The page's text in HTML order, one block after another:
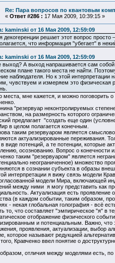
Re: Пара вопросов по квантовым
« Ответ #286 : 17 Мая 2009, 10:39:15 »
kaminski от 16 Мая 2009, 12:59:09
декогеренции решает этот вопрос
что информация "убегает" в
kaminski от 16 Мая 2009, 12:59:09
выход? А выход напрашивается сам
плане такого места не найти.
наблюдателя. Но к этой
чувствуем и измеряем это физическая
места, мне кажется, и можно поговорить
"резервуар неконтролируемых
на размерность которого
предлагает "создать еще один
в целом полагается конечным.
таким резервуаром является
актуализированные переживания.
виде потенций, а те потенции, которые
осознованию. Вопрос о конечности
таким "резервуаром" является
неограниченное) множество
в сознании субъекта в образы
интерпретации я вижу связь модели
модели Мира, включающей
между ними я могу представить как
Актуализация есть
(в каждом событии, таким образом,
- некая глобальная голография - всё
то, что составляет "эмпирическое "я"
отображение физического
и потенциальным. Важно, что
проявления, актуализации, выбор
которое называют редукцией
Кравченко ввел понятие о
отличия между моделями есть,